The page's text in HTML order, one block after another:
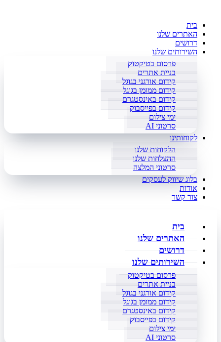
בית
האתרים שלנו
דרושים
השירותים שלנו
פרסום בטיקטוק
בניית אתרים
קידום אורגני בגוגל
קידום ממומן בגוגל
קידום באינסטגרם
קידום בפייסבוק
ימי צילום
סרטוני AI
לקוחותינו
הלקוחות שלנו
ההצלחות שלנו
סרטוני המלצה
בלוג שיווק לעסקים
אודות
צור קשר
בית
האתרים שלנו
דרושים
השירותים שלנו
פרסום בטיקטוק
בניית אתרים
קידום אורגני בגוגל
קידום ממומן בגוגל
קידום באינסטגרם
קידום בפייסבוק
ימי צילום
סרטוני AI